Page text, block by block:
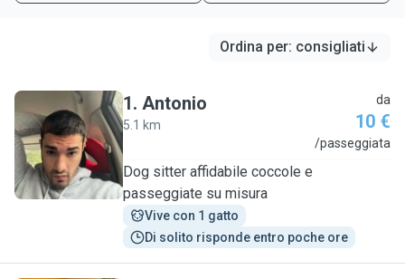
Ordina per: consigliati
A
1. Antonio
5.1 km
da
10 €
/passeggiata
Dog sitter affidabile coccole e
passeggiate su misura
Vive con 1 gatto
Di solito risponde entro poche ore